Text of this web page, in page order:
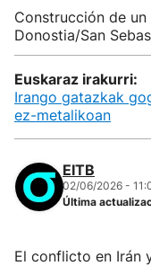
Construcción de
Donostia/San
Euskaraz irakurri:
Irango gatazkak
ez-metalikoan
EITB
02/06/2026 -
Última
El conflicto en Irán